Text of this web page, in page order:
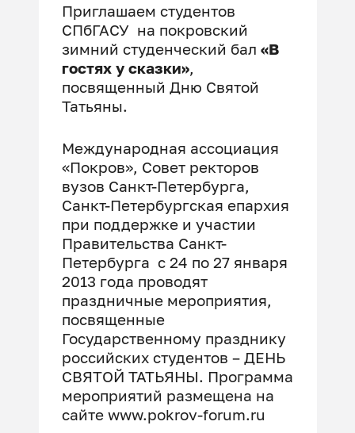
Приглашаем студентов
СПбГАСУ на покровский
зимний студенческий бал «В
гостях у сказки»,
посвященный Дню Святой
Татьяны.
Международная ассоциация
«Покров», Совет ректоров
вузов Санкт-Петербурга,
Санкт-Петербургская епархия
при поддержке и участии
Правительства Санкт-
Петербурга с 24 по 27 января
2013 года проводят
праздничные мероприятия,
посвященные
Государственному празднику
российских студентов – ДЕНЬ
СВЯТОЙ ТАТЬЯНЫ. Программа
мероприятий размещена на
сайте www.pokrov-forum.ru